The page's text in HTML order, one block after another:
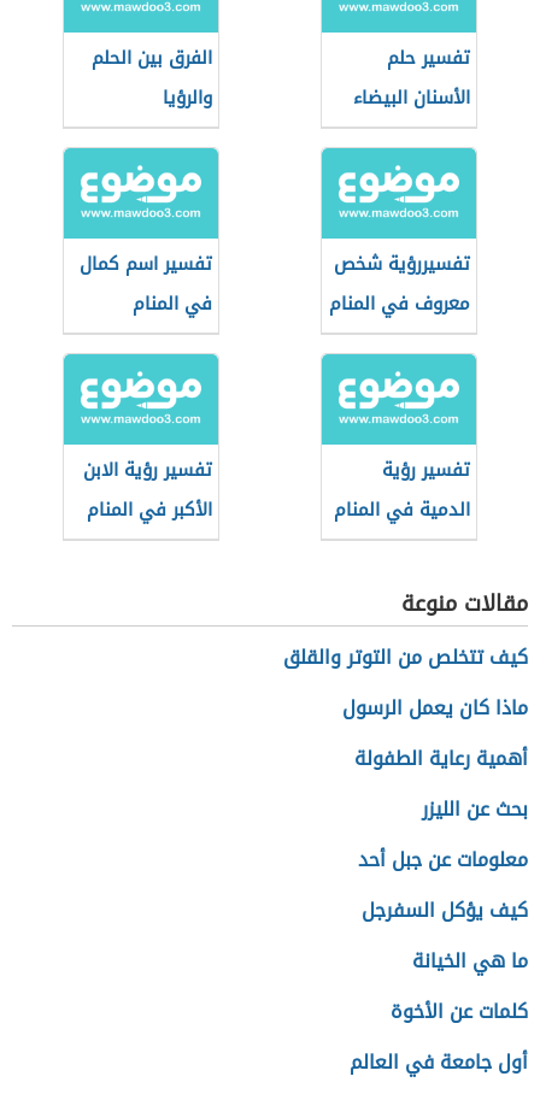
تفسير حلم
الأسنان البيضاء
الفرق بين الحلم
والرؤيا
تفسيررؤية شخص
معروف في المنام
تفسير اسم كمال
في المنام
تفسير رؤية
الدمية في المنام
تفسير رؤية الابن
الأكبر في المنام
مقالات منوعة
كيف تتخلص من التوتر والقلق
ماذا كان يعمل الرسول
أهمية رعاية الطفولة
بحث عن الليزر
معلومات عن جبل أحد
كيف يؤكل السفرجل
ما هي الخيانة
كلمات عن الأخوة
أول جامعة في العالم